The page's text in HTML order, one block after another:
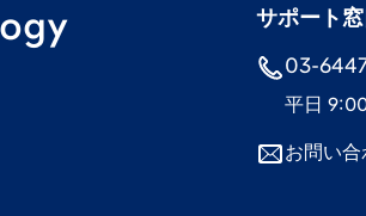
サポート
03-
平日
お問い